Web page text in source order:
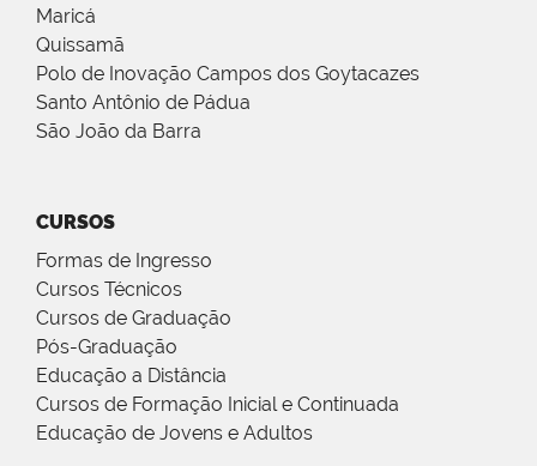
Maricá
Quissamã
Polo de Inovação Campos dos Goytacazes
Santo Antônio de Pádua
São João da Barra
CURSOS
Formas de Ingresso
Cursos Técnicos
Cursos de Graduação
Pós-Graduação
Educação a Distância
Cursos de Formação Inicial e Continuada
Educação de Jovens e Adultos